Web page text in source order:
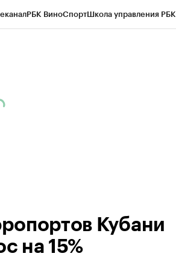
РБК ВиноСпортШкола управления РБК
Кубани
на 15%